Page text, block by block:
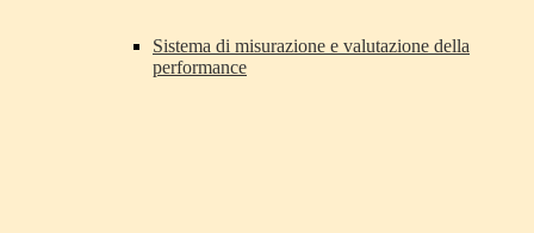
Sistema di misurazione e valutazione della
performance